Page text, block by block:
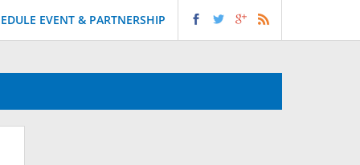
EVENT & PARTNERSHIP